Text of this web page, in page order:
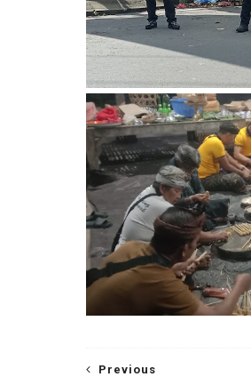
Previous